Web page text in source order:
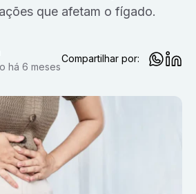
que afetam o fígado.
há 6 meses
Compartilhar por: